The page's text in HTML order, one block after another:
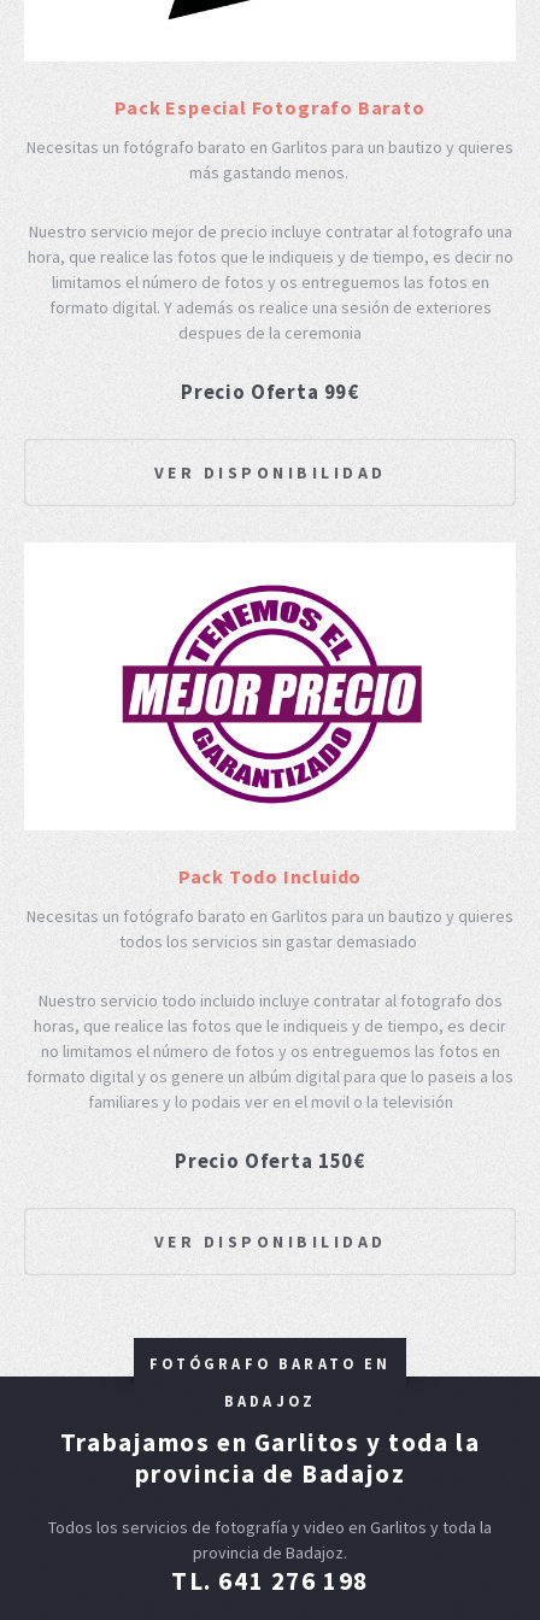
Pack Especial Fotografo Barato
Necesitas un fotógrafo barato en Garlitos para un bautizo y quieres
más gastando menos.
Nuestro servicio mejor de precio incluye contratar al fotografo una
hora, que realice las fotos que le indiqueis y de tiempo, es decir no
limitamos el número de fotos y os entreguemos las fotos en
formato digital. Y además os realice una sesión de exteriores
despues de la ceremonia
Precio Oferta 99€
VER DISPONIBILIDAD
Pack Todo Incluido
Necesitas un fotógrafo barato en Garlitos para un bautizo y quieres
todos los servicios sin gastar demasiado
Nuestro servicio todo incluido incluye contratar al fotografo dos
horas, que realice las fotos que le indiqueis y de tiempo, es decir
no limitamos el número de fotos y os entreguemos las fotos en
formato digital y os genere un albúm digital para que lo paseis a los
familiares y lo podais ver en el movil o la televisión
Precio Oferta 150€
VER DISPONIBILIDAD
FOTÓGRAFO BARATO EN
BADAJOZ
Trabajamos en Garlitos y toda la
provincia de Badajoz
Todos los servicios de fotografía y video en Garlitos y toda la
provincia de Badajoz.
TL. 641 276 198